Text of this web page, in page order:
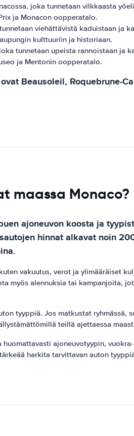
joka tunnetaan vilkkaasta
ja Monacon oopperatalo.
viehättävistä kaduistaan ​​ja
kulttuuriin ja historiaan.
tunnetaan upeista rannoistaan
ja Mentonin oopperatalo.
Beausoleil,
maassa Monaco?
ajoneuvon koosta ja
hinnat alkavat noin
vakuutus, verot ja ylimääräiset
myös alennuksia tai kampanjoita,
tyyppiä. Jos matkustat
teillä ajettaessa
ajoneuvotyypin,
harkita tarvittavan auton